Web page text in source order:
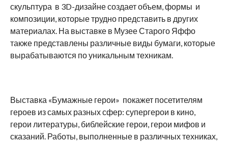
скульптура в 3D-дизайне создает объем, формы и
композиции, которые трудно представить в других
материалах. На выставке в Музее Старого Яффо
также представлены различные виды бумаги, которые
вырабатываются по уникальным техникам.
Выставка «Бумажные герои» покажет посетителям
героев из самых разных сфер: супергерои в кино,
герои литературы, библейские герои, герои мифов и
сказаний. Работы, выполненные в различных техниках,